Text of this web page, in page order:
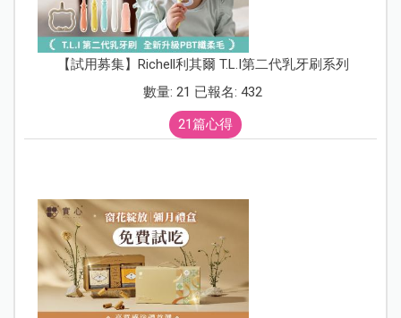
【試用募集】Richell利其爾 T.L.I第二代乳牙刷系列
數量: 21 已報名: 432
21篇心得